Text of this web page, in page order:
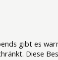
gibt es
Diese